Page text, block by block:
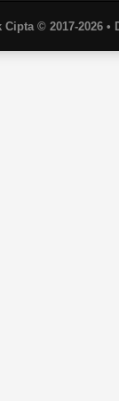
Cipta © 2017-2026